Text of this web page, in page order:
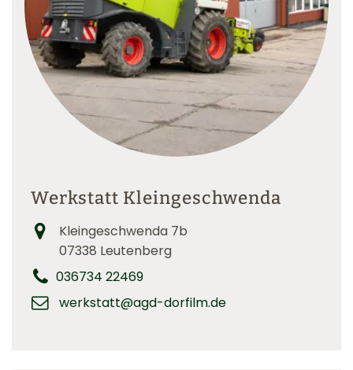
Werkstatt Kleingeschwenda
Kleingeschwenda 7b
07338 Leutenberg
036734 22469
werkstatt@agd-dorfilm.de